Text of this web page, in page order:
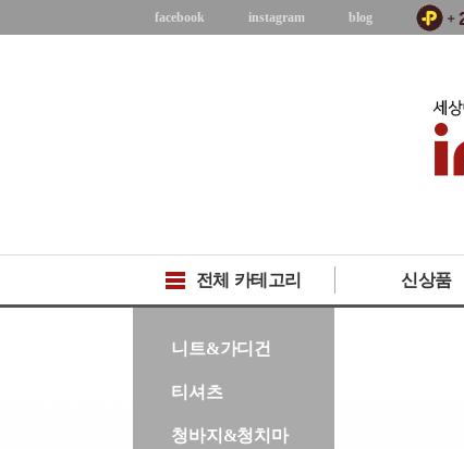
facebook instagram blog
전체 카테고리 신상품
니트&가디건
티셔츠
청바지&청치마